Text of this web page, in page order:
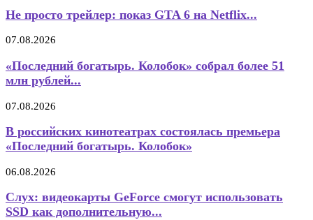
Не просто трейлер: показ GTA 6 на Netflix...
07.08.2026
«Последний богатырь. Колобок» собрал более 51
млн рублей...
07.08.2026
В российских кинотеатрах состоялась премьера
«Последний богатырь. Колобок»
06.08.2026
Слух: видеокарты GeForce смогут использовать
SSD как дополнительную...